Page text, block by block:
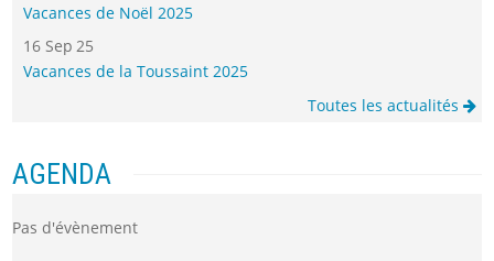
Vacances de Noël 2025
16 Sep 25
Vacances de la Toussaint 2025
Toutes les actualités
AGENDA
Pas d'évènement